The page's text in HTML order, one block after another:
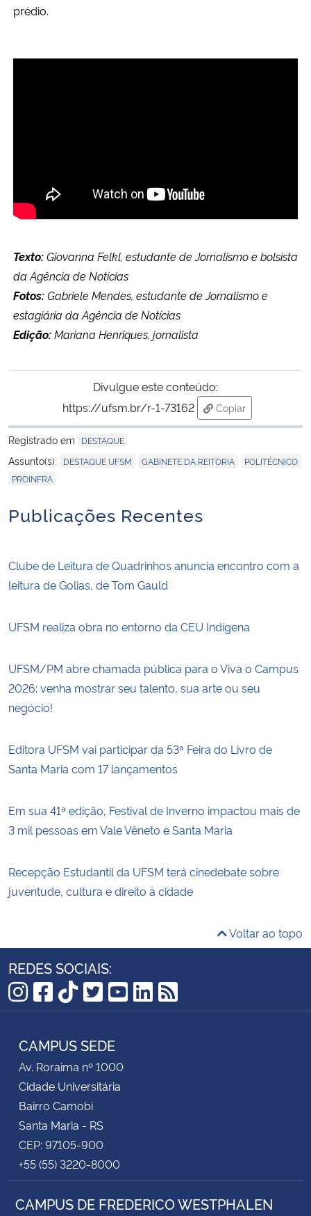
prédio.
Texto:Giovanna Felkl, estudante de Jornalismo e bolsista
da Agência de Notícias
Fotos:Gabriele Mendes, estudante de Jornalismo e
estagiária da Agência de Notícias
Edição:Mariana Henriques, jornalista
Divulgue este conteúdo:
https://ufsm.br/r-1-73162
Copiar
para área de
Registrado em
DESTAQUE
Assunto(s): DESTAQUE UFSM GABINETE DA REITORIA POLITÉCNICO
PROINFRA
Publicações Recentes
Clube de Leitura de Quadrinhos anuncia encontro com a
leitura de Golias, de Tom Gauld
UFSM realiza obra no entorno da CEU Indígena
UFSM/PM abre chamada pública para o Viva o Campus
2026: venha mostrar seu talento, sua arte ou seu
negócio!
Editora UFSM vai participar da 53ª Feira do Livro de
Santa Maria com 17 lançamentos
Em sua 41ª edição, Festival de Inverno impactou mais de
3 mil pessoas em Vale Vêneto e Santa Maria
Recepção Estudantil da UFSM terá cinedebate sobre
juventude, cultura e direito à cidade
Voltar ao topo
REDES SOCIAIS:
Instagram
Facebook
TikTok
Twitter
YouTube
LinkedIn
RSS
CAMPUS SEDE
Av. Roraima nº 1000
Cidade Universitária
Bairro Camobi
Santa Maria - RS
CEP: 97105-900
+55 (55) 3220-8000
CAMPUS DE FREDERICO WESTPHALEN